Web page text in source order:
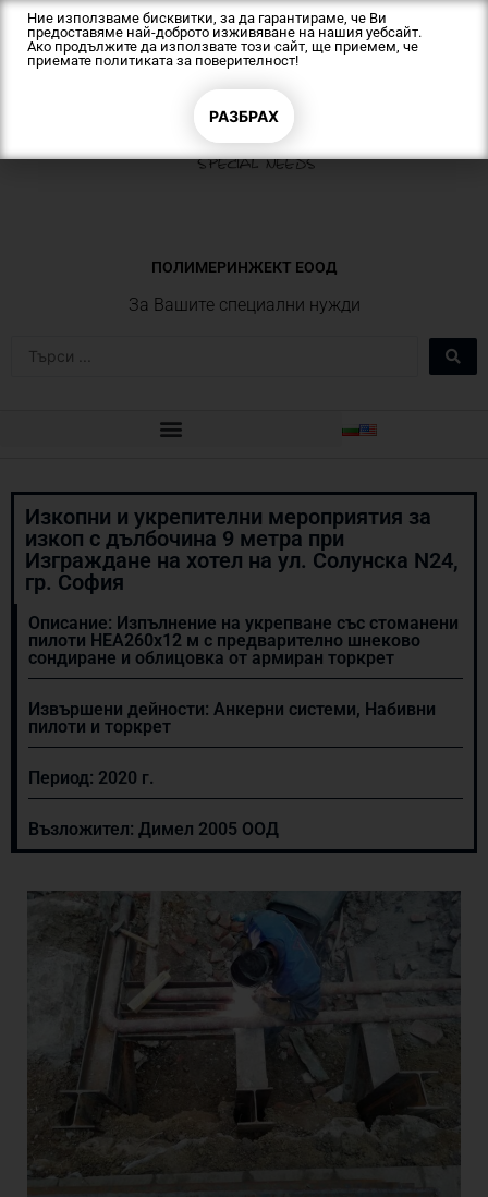
content
ПОЛИМЕРИНЖЕКТ EOOД
За Вашите специални нужди
Изкопни и укрепителни мероприятия за
изкоп с дълбочина 9 метра при
Изграждане на хотел на ул. Солунска N24,
гр. София
Описание: Изпълнение на укрепване със стоманени
пилоти НЕА260х12 м с предварително шнеково
сондиране и облицовка от армиран торкрет
Извършени дейности: Анкерни системи, Набивни
пилоти и торкрет
Период: 2020 г.
Възложител: Димел 2005 ООД
Ние използваме бисквитки, за да гарантираме, че Ви
предоставяме най-доброто изживяване на нашия уебсайт.
Ако продължите да използвате този сайт, ще приемем, че
приемате политиката за поверителност!
РАЗБРАХ